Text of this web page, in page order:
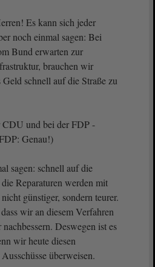
Es kann sich jeder
noch einmal sagen: Bei
Bund erwarten zur
brauchen wir
schnell auf die Straße zu
und bei der FDP -
Genau!)
sagen: schnell auf die
Reparaturen werden mit
günstiger, sondern teurer.
wir an diesem Verfahren
Deswegen ist es
wir heute diesen
überweisen.